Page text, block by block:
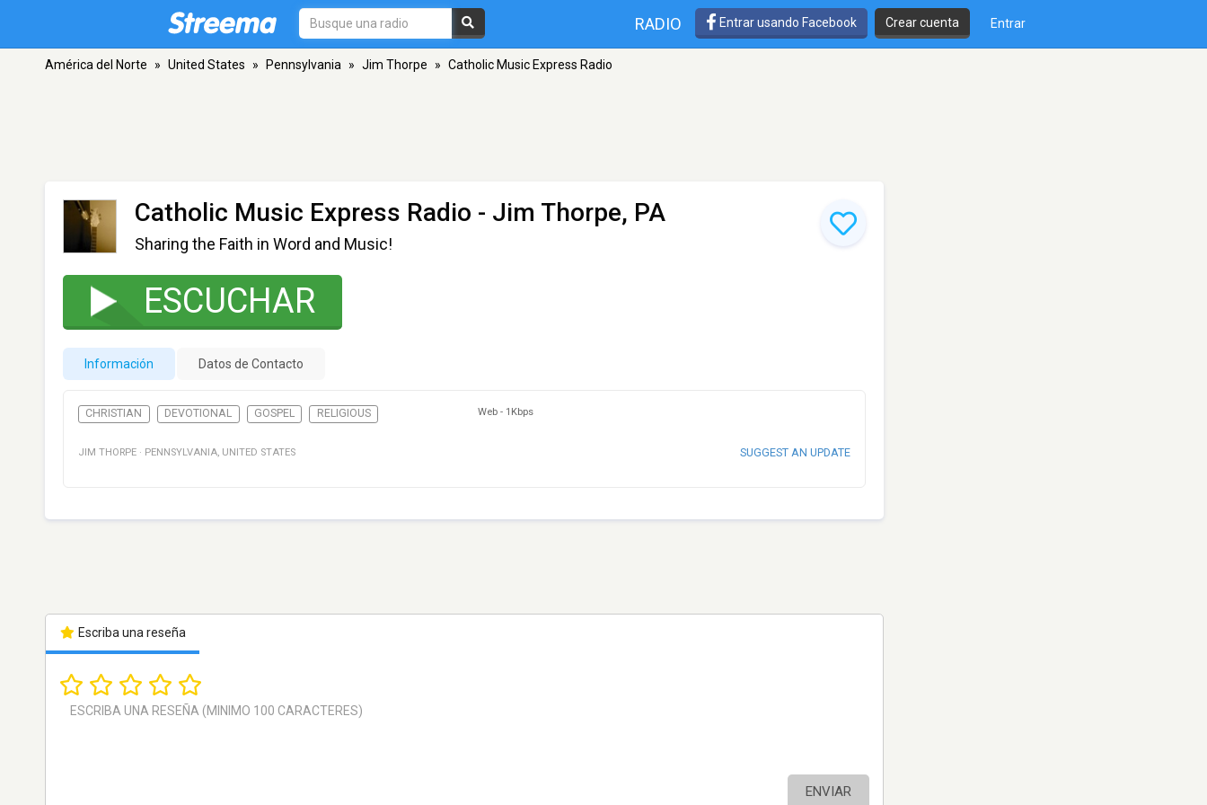
RADIO Entrar usando Facebook Crear cuenta Entrar
América del Norte » United States » Pennsylvania » Jim Thorpe » Catholic Music Express Radio
Catholic Music Express Radio - Jim Thorpe, PA
Sharing the Faith in Word and Music!
ESCUCHAR
Información Datos de Contacto
CHRISTIAN DEVOTIONAL GOSPEL RELIGIOUS Web - 1Kbps
JIM THORPE · PENNSYLVANIA, UNITED STATES SUGGEST AN UPDATE
Escriba una reseña
ENVIAR